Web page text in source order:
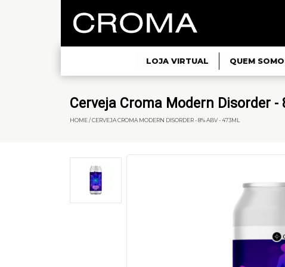
LOJA VIRTUAL QUEM
Cerveja Croma Modern Disorder -
HOME / CERVEJA CROMA MODERN DISORDER - 8% ABV - 473ML